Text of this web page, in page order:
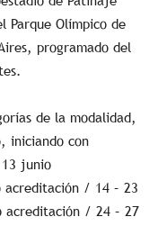
Parque Olímpico de
programado del
de la modalidad,
iniciando con
junio
acreditación / 14 – 23
acreditación / 24 – 27